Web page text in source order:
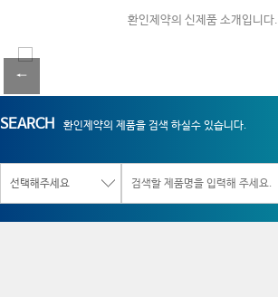
환인제약의 신제품 소개입니다.
←
SEARCH 환인제약의 제품을 검색 하실수 있습니다.